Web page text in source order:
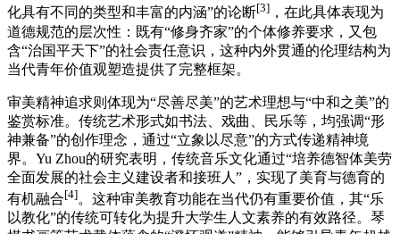
化具有不同的类型和丰富的内涵”的论断[3] ，在此具体表现为
道德规范的层次性：既有“修身齐家”的个体修养要求，又包
含“治国平天下”的社会责任意识，这种内外贯通的伦理结构为
当代青年价值观塑造提供了完整框架。
审美精神追求则体现为“尽善尽美”的艺术理想与“中和之美”的
鉴赏标准。传统艺术形式如书法、戏曲、民乐等，均强调“形
神兼备”的创作理念，通过“立象以尽意”的方式传递精神境
界。Yu Zhou的研究表明，传统音乐文化通过“培养德智体美劳
全面发展的社会主义建设者和接班人”，实现了美育与德育的
有机融合[4]。这种审美教育功能在当代仍有重要价值，其“乐
以教化”的传统可转化为提升大学生人文素养的有效路径。琴